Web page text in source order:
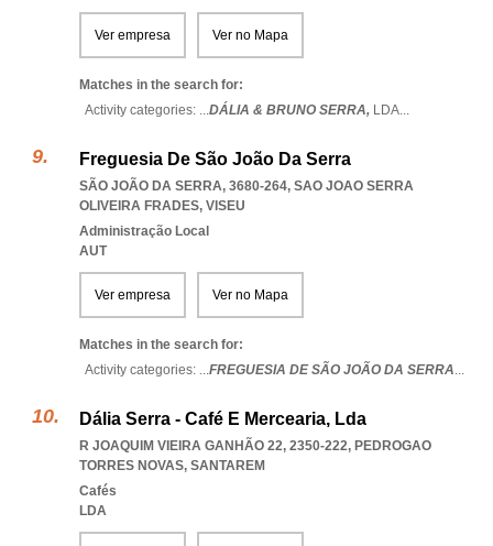
Ver empresa Ver no Mapa
Matches in the search for:
Activity categories: ...DÁLIA & BRUNO SERRA, LDA...
Freguesia De São João Da Serra
SÃO JOÃO DA SERRA, 3680-264, SAO JOAO SERRA
OLIVEIRA FRADES, VISEU
Administração Local
AUT
Ver empresa Ver no Mapa
Matches in the search for:
Activity categories: ...FREGUESIA DE SÃO JOÃO DA SERRA...
Dália Serra - Café E Mercearia, Lda
R JOAQUIM VIEIRA GANHÃO 22, 2350-222, PEDROGAO
TORRES NOVAS, SANTAREM
Cafés
LDA